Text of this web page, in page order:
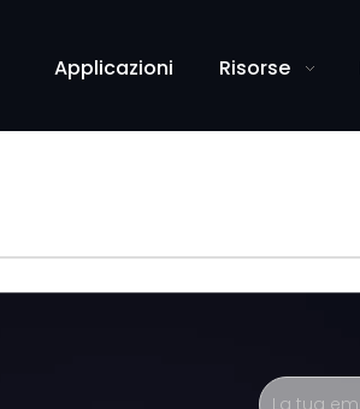
Applicazioni Risorse